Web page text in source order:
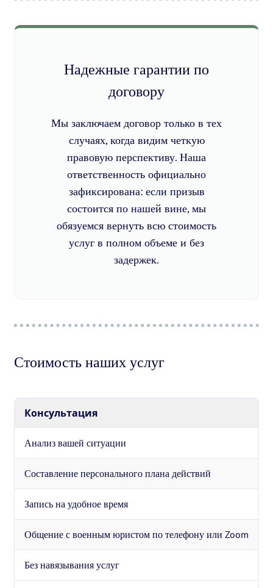
Надежные гарантии по
договору
Мы заключаем договор только в тех
случаях, когда видим четкую
правовую перспективу. Наша
ответственность официально
зафиксирована: если призыв
состоится по нашей вине, мы
обязуемся вернуть всю стоимость
услуг в полном объеме и без
задержек.
Стоимость наших услуг
Консультация
Анализ вашей ситуации
Составление персонального плана действий
Запись на удобное время
Общение с военным юристом по телефону или Zoom
Без навязывания услуг